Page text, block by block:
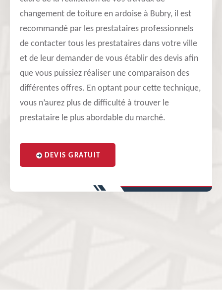
changement de toiture en ardoise à Bubry, il est
recommandé par les prestataires professionnels
de contacter tous les prestataires dans votre ville
et de leur demander de vous établir des devis afin
que vous puissiez réaliser une comparaison des
différentes offres. En optant pour cette technique,
vous n’aurez plus de difficulté à trouver le
prestataire le plus abordable du marché.
DEVIS GRATUIT